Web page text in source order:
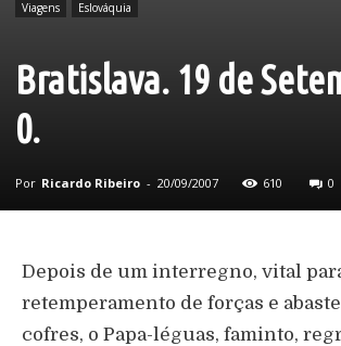
Viagens Eslováquia
Bratislava. 19 de
0.
Por Ricardo Ribeiro - 20/09/2007 610 0
Depois de um interregno, vital
retemperamento de forças e
cofres, o Papa-léguas, faminto,